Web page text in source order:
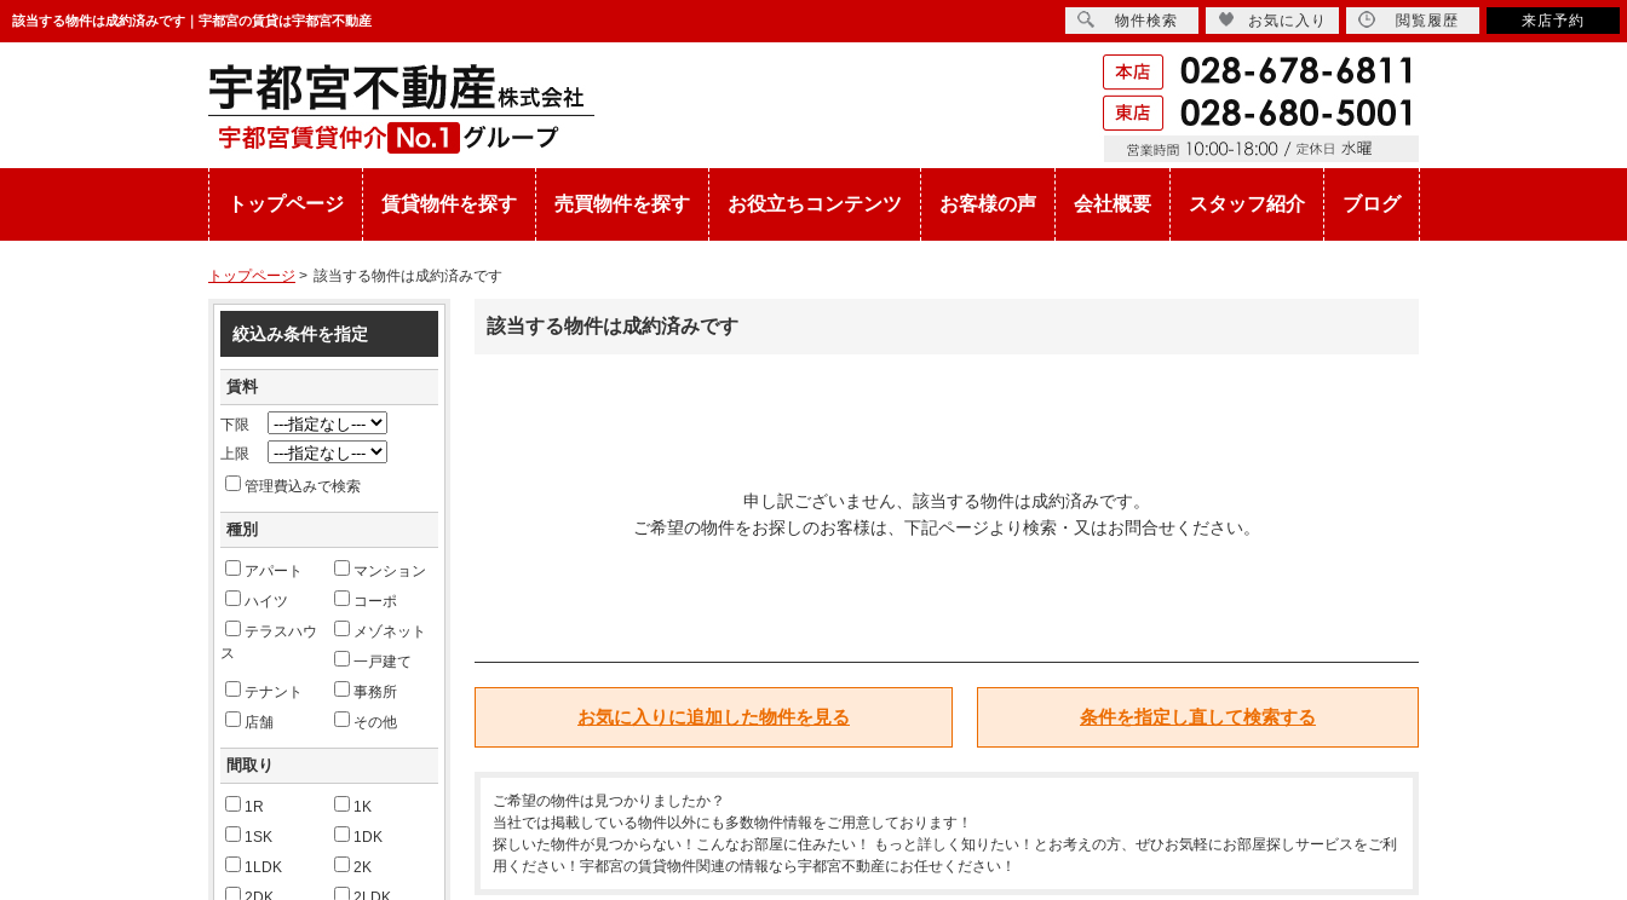
該当する物件は成約済みです｜宇都宮の賃貸は宇都宮不動産 物件検索 お気に入り 閲覧履歴 来店予約
トップページ 賃貸物件を探す 売買物件を探す お役立ちコンテンツ お客様の声 会社概要 スタッフ紹介 ブログ
トップページ > 該当する物件は成約済みです
該当する物件は成約済みです
申し訳ございません、該当する物件は成約済みです。
ご希望の物件をお探しのお客様は、下記ページより検索・又はお問合せください。
お気に入りに追加した物件を見る 条件を指定し直して検索する
ご希望の物件は見つかりましたか？
当社では掲載している物件以外にも多数物件情報をご用意しております！
探しいた物件が見つからない！こんなお部屋に住みたい！ もっと詳しく知りたい！とお考えの方、ぜひお気軽にお部屋探しサービスをご利
用ください！宇都宮の賃貸物件関連の情報なら宇都宮不動産にお任せください！
絞込み条件を指定
賃料
下限
上限
管理費込みで検索
種別
アパート
マンション
ハイツ
コーポ
テラスハウ
ス
メゾネット
一戸建て
テナント
事務所
店舗
その他
間取り
1R
1K
1SK
1DK
1LDK
2K